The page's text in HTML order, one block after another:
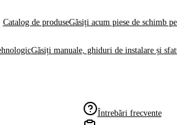
Catalog de produseGăsiți acum piese de schimb
Găsiți manuale, ghiduri de instalare și
Întrebări frecvente